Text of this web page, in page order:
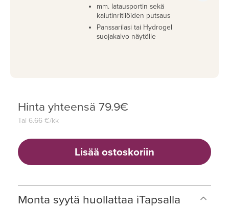
mm. latausportin sekä
kaiutinritilöiden putsaus
Panssarilasi tai Hydrogel
suojakalvo näytölle
Hinta yhteensä 79.9€
Tai 6.66 €/kk
Lisää ostoskoriin
Monta syytä huollattaa iTapsalla